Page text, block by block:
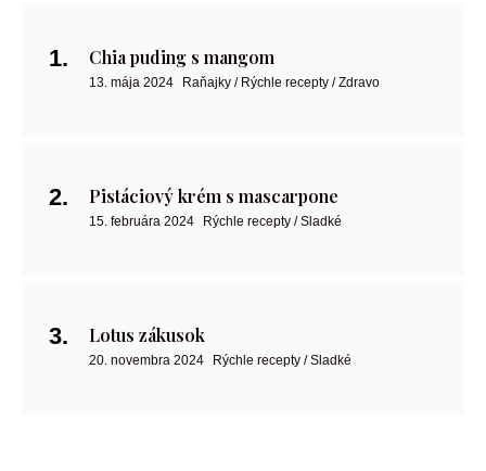
Chia puding s mangom
13. mája 2024 Raňajky / Rýchle recepty / Zdravo
Pistáciový krém s mascarpone
15. februára 2024 Rýchle recepty / Sladké
Lotus zákusok
20. novembra 2024 Rýchle recepty / Sladké